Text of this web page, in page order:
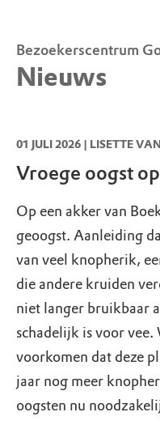
T:035 303
Vanaf 1 feb
Boekesteyn.
Bezoekerscentrum
Nieuws
01 JULI 2026 | LISETTE
Vroege oogst
Op een akker van
geoogst. Aanleiding
van veel knopherik,
die andere kruiden
niet langer bruikbaar
schadelijk is voor vee.
voorkomen dat deze
jaar nog meer
oogsten nu